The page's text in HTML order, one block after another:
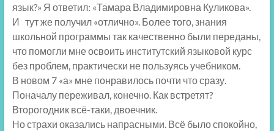
язык?» Я ответил: «Тамара Владимировна Куликова».
И тут же получил «отлично». Более того, знания
школьной программы так качественно были переданы,
что помогли мне освоить институтский языковой курс
без проблем, практически не пользуясь учебником.
В новом 7 «а» мне понравилось почти что сразу.
Поначалу переживал, конечно. Как встретят?
Второгодник всё-таки, двоечник.
Но страхи оказались напрасными. Всё было спокойно,